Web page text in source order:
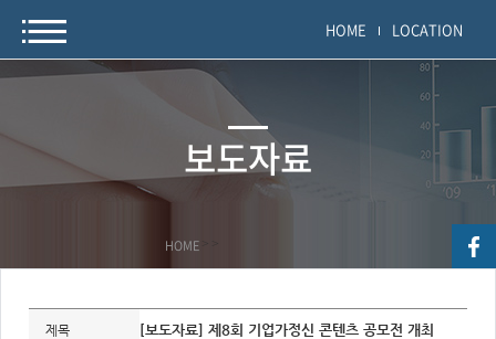
HOME LOCATION
보도자료
HOME > >
자
제목 [보도자료] 제8회 기업가정신 콘텐츠 공모전 개최